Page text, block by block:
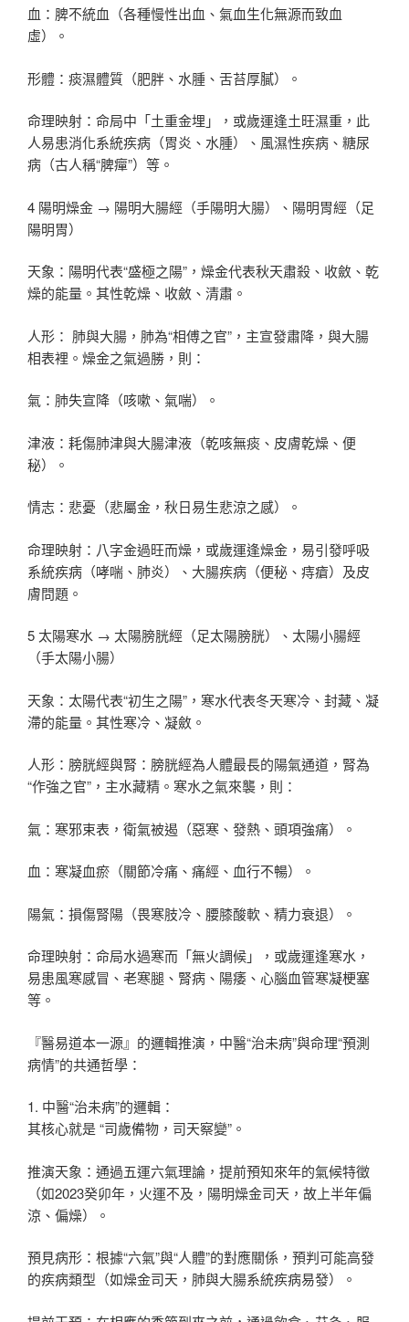
血：脾不統血（各種慢性出血、氣血生化無源而致血
虛）。
形體：痰濕體質（肥胖、水腫、舌苔厚膩）。
命理映射：命局中「土重金埋」，或歲運逢土旺濕重，此
人易患消化系統疾病（胃炎、水腫）、風濕性疾病、糖尿
病（古人稱“脾癉”）等。
4 陽明燥金 → 陽明大腸經（手陽明大腸）、陽明胃經（足
陽明胃）
天象：陽明代表“盛極之陽”，燥金代表秋天肅殺、收斂、乾
燥的能量。其性乾燥、收斂、清肅。
人形： 肺與大腸，肺為“相傅之官”，主宣發肅降，與大腸
相表裡。燥金之氣過勝，則：
氣：肺失宣降（咳嗽、氣喘）。
津液：耗傷肺津與大腸津液（乾咳無痰、皮膚乾燥、便
秘）。
情志：悲憂（悲屬金，秋日易生悲涼之感）。
命理映射：八字金過旺而燥，或歲運逢燥金，易引發呼吸
系統疾病（哮喘、肺炎）、大腸疾病（便秘、痔瘡）及皮
膚問題。
5 太陽寒水 → 太陽膀胱經（足太陽膀胱）、太陽小腸經
（手太陽小腸）
天象：太陽代表“初生之陽”，寒水代表冬天寒冷、封藏、凝
滯的能量。其性寒冷、凝斂。
人形：膀胱經與腎：膀胱經為人體最長的陽氣通道，腎為
“作強之官”，主水藏精。寒水之氣來襲，則：
氣：寒邪束表，衛氣被遏（惡寒、發熱、頭項強痛）。
血：寒凝血瘀（關節冷痛、痛經、血行不暢）。
陽氣：損傷腎陽（畏寒肢冷、腰膝酸軟、精力衰退）。
命理映射：命局水過寒而「無火調候」，或歲運逢寒水，
易患風寒感冒、老寒腿、腎病、陽痿、心腦血管寒凝梗塞
等。
『醫易道本一源』的邏輯推演，中醫“治未病”與命理“預測
病情”的共通哲學：
1. 中醫“治未病”的邏輯：
其核心就是 “司歲備物，司天察變”。
推演天象：通過五運六氣理論，提前預知來年的氣候特徵
（如2023癸卯年，火運不及，陽明燥金司天，故上半年偏
涼、偏燥）。
預見病形：根據“六氣”與“人體”的對應關係，預判可能高發
的疾病類型（如燥金司天，肺與大腸系統疾病易發）。